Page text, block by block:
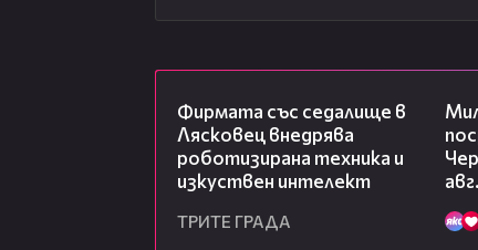
Фирмата със седалище в
Лясковец внедрява
роботизирана техника и
изкуствен интелект
ТРИТЕ ГРАДА